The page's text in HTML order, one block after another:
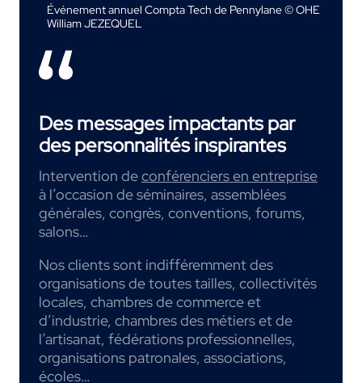
Événement annuel Compta Tech de Pennylane © OHE
William JEZEQUEL
Des messages impactants par
des personnalités inspirantes
Intervention deconférenciers en entreprise
à l’occasion de séminaires, assemblées
générales, congrès, conventions, forums,
salons…
Nos clients sont indifféremment des
organisations de toutes tailles, collectivités
locales, chambres de commerce et
d’industrie, chambres des métiers et de
l’artisanat, fédérations professionnelles,
organisations patronales, associations,
écoles…